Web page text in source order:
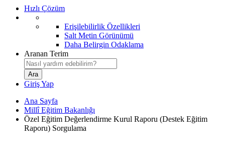
Hızlı Çözüm
Erişilebilirlik Özellikleri
Salt Metin Görünümü
Daha Belirgin Odaklama
Aranan Terim
Giriş Yap
Ana Sayfa
Millî Eğitim Bakanlığı
Özel Eğitim Değerlendirme Kurul Raporu (Destek Eğitim
Raporu) Sorgulama